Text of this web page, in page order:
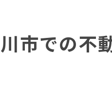
売却を実現するための交渉術
手の信頼を得るための透明性
市での不